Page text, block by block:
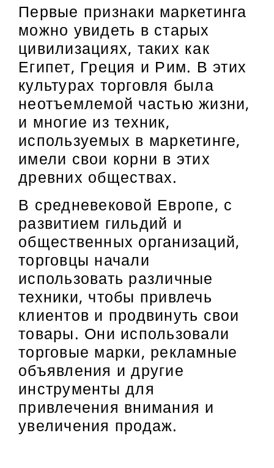
Первые признаки маркетинга
можно увидеть в старых
цивилизациях, таких как
Египет, Греция и Рим. В этих
культурах торговля была
неотъемлемой частью жизни,
и многие из техник,
используемых в маркетинге,
имели свои корни в этих
древних обществах.
В средневековой Европе, с
развитием гильдий и
общественных организаций,
торговцы начали
использовать различные
техники, чтобы привлечь
клиентов и продвинуть свои
товары. Они использовали
торговые марки, рекламные
объявления и другие
инструменты для
привлечения внимания и
увеличения продаж.